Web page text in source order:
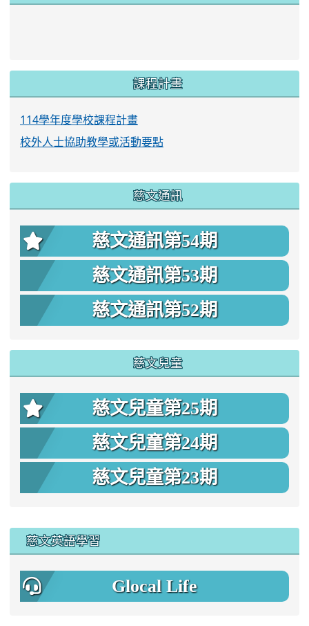
課程計畫
114學年度學校課程計畫
校外人士協助教學或活動要點
慈文通訊
慈文通訊第54期
慈文通訊第53期
慈文通訊第52期
慈文兒童
慈文兒童第25期
慈文兒童第24期
慈文兒童第23期
慈文英語學習
Glocal Life